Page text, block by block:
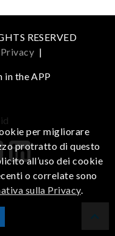
RESERVED
|
in the APP
per migliorare
protratto di questo
all’uso dei cookie
o correlate sono
sulla Privacy.